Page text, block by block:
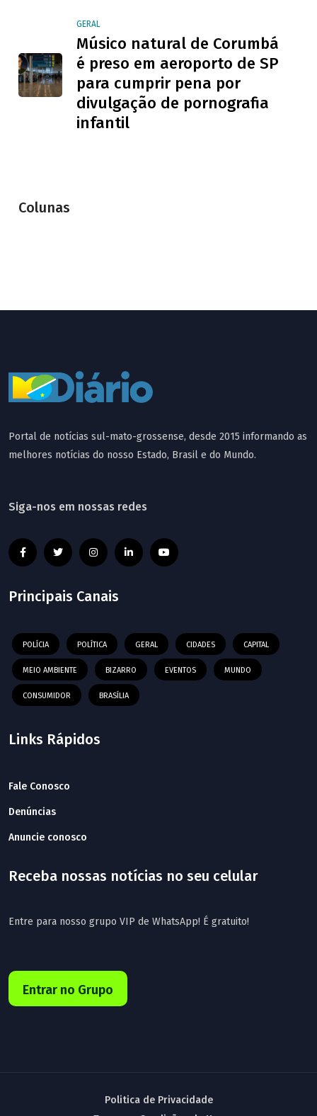
GERAL
Músico natural de Corumbá
é preso em aeroporto de SP
para cumprir pena por
divulgação de pornografia
infantil
Colunas
Portal de notícias sul-mato-grossense, desde 2015 informando as
melhores notícias do nosso Estado, Brasil e do Mundo.
Siga-nos em nossas redes
Principais Canais
POLÍCIA POLÍTICA GERAL CIDADES CAPITAL
MEIO AMBIENTE BIZARRO EVENTOS MUNDO
CONSUMIDOR BRASÍLIA
Links Rápidos
Fale Conosco
Denúncias
Anuncie conosco
Receba nossas notícias no seu celular
Entre para nosso grupo VIP de WhatsApp! É gratuito!
Entrar no Grupo
Politica de Privacidade